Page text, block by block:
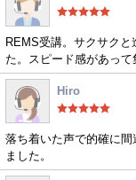
REMS受講。サクサク
た。スピード感があって
Hiro
落ち着いた声で的確に
ました。